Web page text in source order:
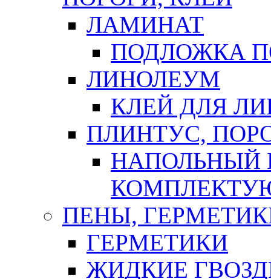
ЛАМИНАТ
ПОДЛОЖКА
ЛИНОЛЕУМ
КЛЕЙ ДЛЯ
ПЛИНТУС,
НАПОЛЬНЫЙ
ПЕНЫ,
ГЕРМЕТИКИ
ЖИДКИЕ